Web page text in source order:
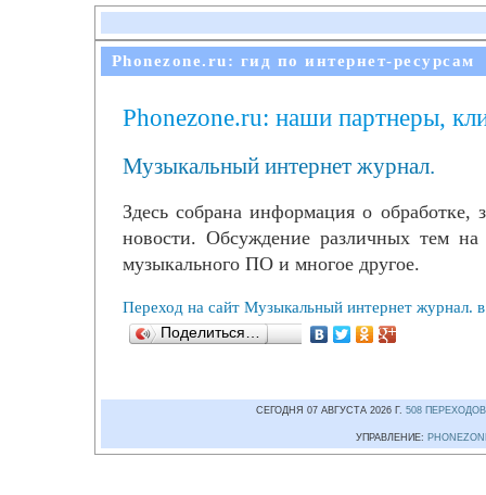
Phonezone.ru: гид по интернет-ресурсам
Phonezone.ru: наши партнеры,
Музыкальный интернет журнал.
Здесь собрана информация о обработке,
новости. Обсуждение различных тем
музыкального ПО и многое другое.
Переход на сайт Музыкальный интернет журнал.
Поделиться…
СЕГОДНЯ 07 АВГУСТА 2026 Г. 508 ПЕРЕХОДОВ
УПРАВЛЕНИЕ: